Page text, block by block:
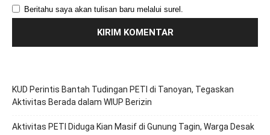
Beritahu saya akan tulisan baru melalui surel.
KUD Perintis Bantah Tudingan PETI di Tanoyan, Tegaskan
Aktivitas Berada dalam WIUP Berizin
Aktivitas PETI Diduga Kian Masif di Gunung Tagin, Warga Desak